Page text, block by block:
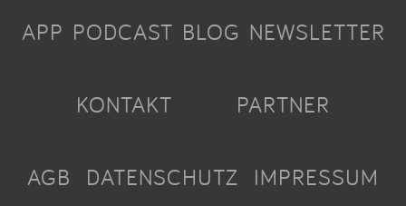
APP PODCAST BLOG NEWSLETTER
KONTAKT PARTNER
AGB DATENSCHUTZ IMPRESSUM